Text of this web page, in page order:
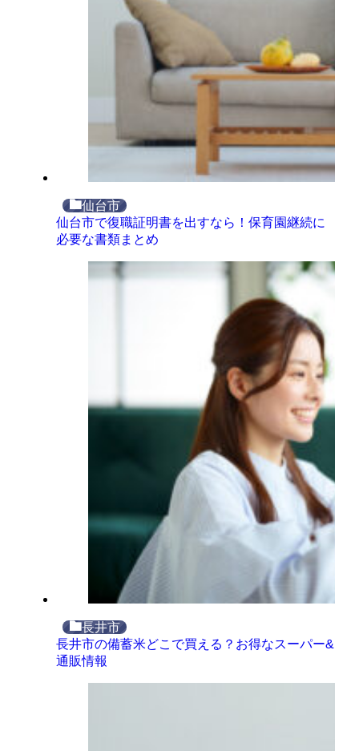
仙台市
仙台市で復職証明書を出すなら！保育園継続に
必要な書類まとめ
長井市
長井市の備蓄米どこで買える？お得なスーパー&
通販情報